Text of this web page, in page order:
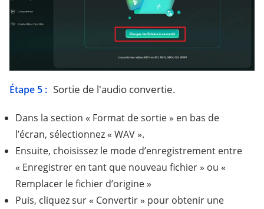
Étape 5 : Sortie de l'audio convertie.
Dans la section « Format de sortie » en bas de
l’écran, sélectionnez « WAV ».
Ensuite, choisissez le mode d’enregistrement entre
« Enregistrer en tant que nouveau fichier » ou «
Remplacer le fichier d’origine »
Puis, cliquez sur « Convertir » pour obtenir une